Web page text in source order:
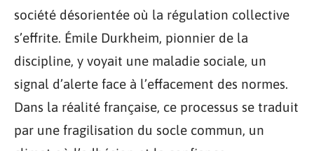
société désorientée où la régulation collective
s’effrite. Émile Durkheim, pionnier de la
discipline, y voyait une maladie sociale, un
signal d’alerte face à l’effacement des normes.
Dans la réalité française, ce processus se traduit
par une fragilisation du socle commun, un